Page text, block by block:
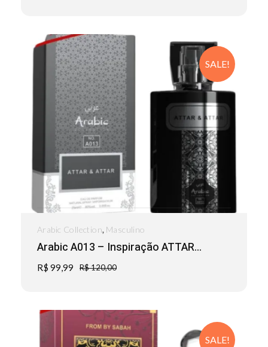
SALE!
Arabic A013 – Inspiração ATTAR...
R$ 99,99 R$120,00
Arabic Collection, Masculino
SALE!